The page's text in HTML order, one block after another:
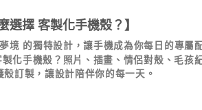
選擇 客製化手機殼？】
境 的獨特設計，讓手機成為你每日的專屬
製化手機殼 ？照片、插畫、情侶對殼、毛孩
殼訂製 ，讓設計陪伴你的每一天。